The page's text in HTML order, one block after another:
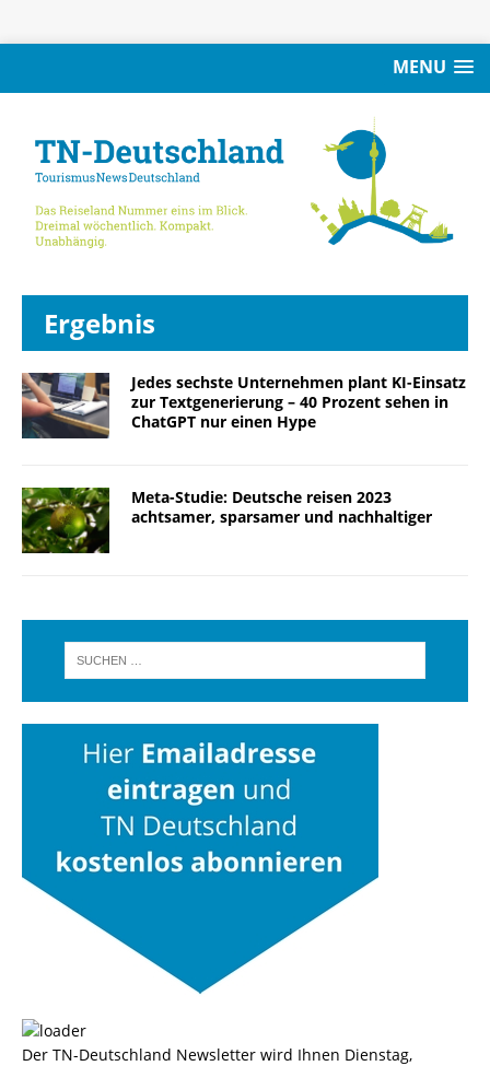
MENU
Ergebnis
Jedes sechste Unternehmen plant KI-Einsatz
zur Textgenerierung – 40 Prozent sehen in
ChatGPT nur einen Hype
Meta-Studie: Deutsche reisen 2023
achtsamer, sparsamer und nachhaltiger
Der TN-Deutschland Newsletter wird Ihnen Dienstag,